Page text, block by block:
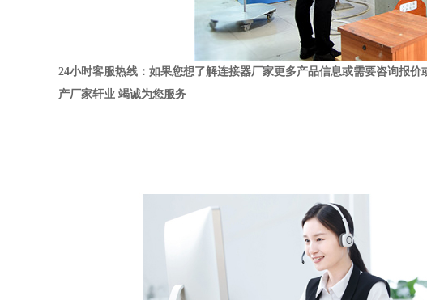
24小时客服热线：如果您想了解连接器厂家更多产品信息或需要咨询报价
产厂家轩业 竭诚为您服务